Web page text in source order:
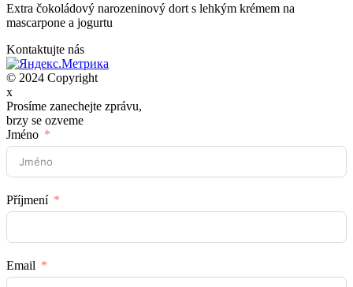
Extra čokoládový narozeninový dort s lehkým krémem na
mascarpone a jogurtu
Kontaktujte nás
© 2024 Copyright
x
Prosíme zanechejte zprávu,
brzy se ozveme
Jméno
Příjmení
Email